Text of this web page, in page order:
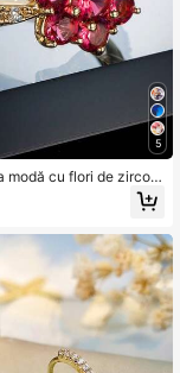
5
modă cu flori de zirconi
femei